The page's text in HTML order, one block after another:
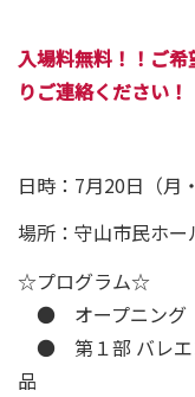
入場料無料！！ご
りご連絡ください！
日時：7月20日（
場所：守山市民ホー
☆プログラム☆
● オープニング
● 第１部 バレエ
品